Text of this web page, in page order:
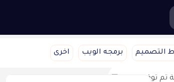
التصميم برمجه الويب اخرى